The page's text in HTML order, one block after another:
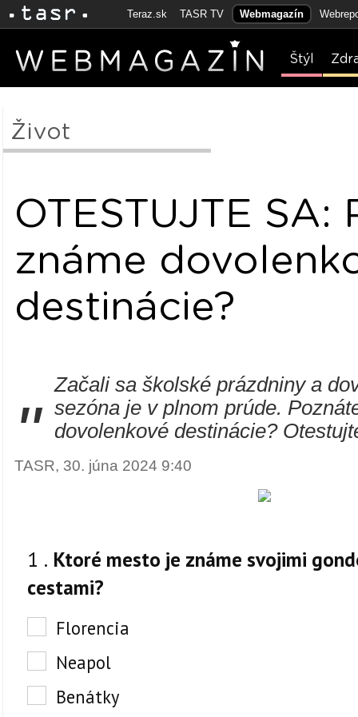
Teraz.sk TASR TV Webmagazín
Štýl
Život
OTESTUJTE SA:
známe
destinácie?
"
Začali sa školské prázdniny a
sezóna je v plnom prúde.
dovolenkové destinácie?
TASR, 30. júna 2024 9:40